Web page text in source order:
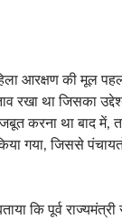
आरक्षण की मूल
रखा था जिसका
करना था बाद में,
गया, जिससे
कि पूर्व